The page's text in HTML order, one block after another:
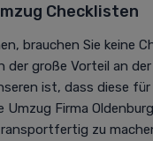
Checklisten
brauchen Sie keine
der große Vorteil an
ist, dass diese für
Umzug Firma
zu